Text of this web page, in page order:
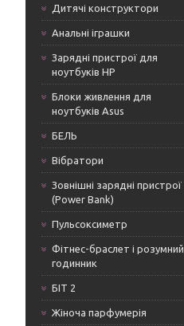
Дитячі конструктори
Анальні іграшки
Зарядні пристрої для
ноутбуків HP
Блоки живлення для
ноутбуків Asus
БЕЛЬ
Вібратори
Зовнішні зарядні пристрої
(Power Bank)
Пульсоксиметр
Фітнес-браслет і розумний
годинник
БІТ 2
Жіноча парфумерія